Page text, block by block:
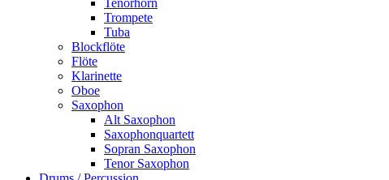
Tenorhorn
Trompete
Tuba
Blockflöte
Flöte
Klarinette
Oboe
Saxophon
Alt Saxophon
Saxophonquartett
Sopran Saxophon
Tenor Saxophon